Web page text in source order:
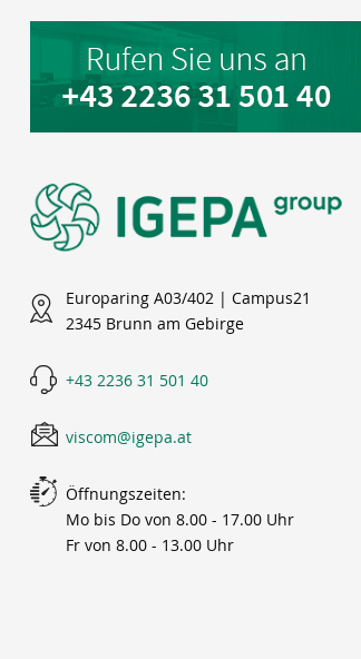
Europaring A03/402 | Campus21
2345 Brunn am Gebirge
+43 2236 31 501 40
viscom@igepa.at
Öffnungszeiten:
Mo bis Do von 8.00 - 17.00 Uhr
Fr von 8.00 - 13.00 Uhr